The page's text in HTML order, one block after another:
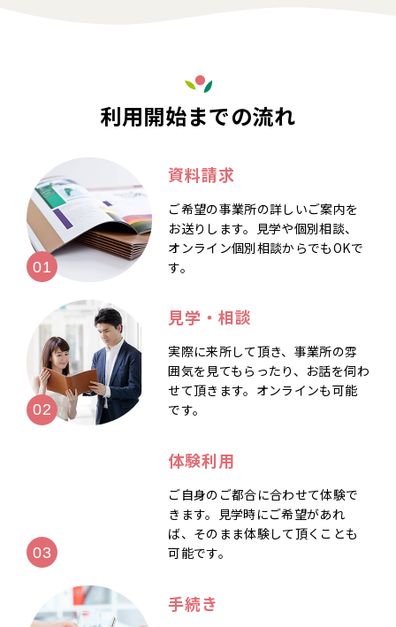
利用開始までの流れ
資料請求
ご希望の事業所の詳しいご案内を
お送りします。見学や個別相談、
オンライン個別相談からでもOKで
す。
見学・相談
実際に来所して頂き、事業所の雰
囲気を見てもらったり、お話を伺わ
せて頂きます。オンラインも可能
です。
体験利用
ご自身のご都合に合わせて体験で
きます。見学時にご希望があれ
ば、そのまま体験して頂くことも
可能です。
手続き